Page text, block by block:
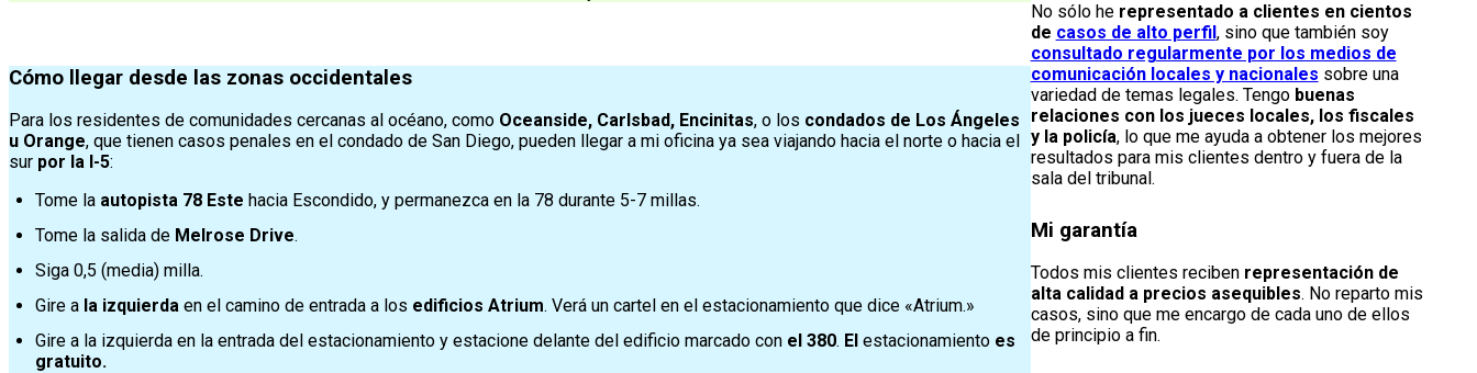
Cómo llegar desde las zonas occidentales
Para los residentes de comunidades cercanas al océano, como Oceanside, Carlsbad, Encinitas, o los condados de Los Ángeles
u Orange, que tienen casos penales en el condado de San Diego, pueden llegar a mi oficina ya sea viajando hacia el norte o hacia el
sur por la I-5:
Tome la autopista 78 Este hacia Escondido, y permanezca en la 78 durante 5-7 millas.
Tome la salida de Melrose Drive.
Siga 0,5 (media) milla.
Gire a la izquierda en el camino de entrada a los edificios Atrium. Verá un cartel en el estacionamiento que dice «Atrium.»
Gire a la izquierda en la entrada del estacionamiento y estacione delante del edificio marcado con el 380. El estacionamiento es
gratuito.
No sólo he representado a clientes en cientos
de casos de alto perfil , sino que también soy
consultado regularmente por los medios de
comunicación locales y nacionales sobre una
variedad de temas legales. Tengo buenas
relaciones con los jueces locales, los fiscales
y la policía, lo que me ayuda a obtener los mejores
resultados para mis clientes dentro y fuera de la
sala del tribunal.
Mi garantía
Todos mis clientes reciben representación de
alta calidad a precios asequibles. No reparto mis
casos, sino que me encargo de cada uno de ellos
de principio a fin.